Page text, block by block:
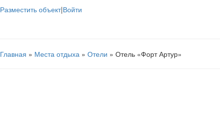
Разместить объект|Войти
Главная » Места отдыха » Отели » Отель «Форт Артур»